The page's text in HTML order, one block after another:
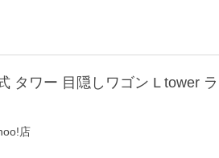
タワー 目隠しワゴン L tower
店